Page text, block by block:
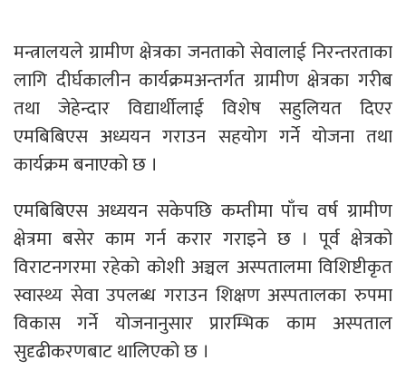
मन्त्रालयले ग्रामीण क्षेत्रका जनताको सेवालाई निरन्तरताका
लागि दीर्घकालीन कार्यक्रमअन्तर्गत ग्रामीण क्षेत्रका गरीब
तथा जेहेन्दार विद्यार्थीलाई विशेष सहुलियत दिएर
एमबिबिएस अध्ययन गराउन सहयोग गर्ने योजना तथा
कार्यक्रम बनाएको छ ।
एमबिबिएस अध्ययन सकेपछि कम्तीमा पाँच वर्ष ग्रामीण
क्षेत्रमा बसेर काम गर्न करार गराइने छ । पूर्व क्षेत्रको
विराटनगरमा रहेको कोशी अञ्चल अस्पतालमा विशिष्टीकृत
स्वास्थ्य सेवा उपलब्ध गराउन शिक्षण अस्पतालका रुपमा
विकास गर्ने योजनानुसार प्रारम्भिक काम अस्पताल
सुदृढीकरणबाट थालिएको छ ।